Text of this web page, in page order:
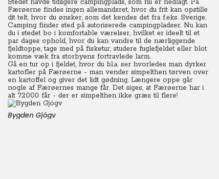
Stedet havde tidligere campingplads, som nu er nedlagt. På
Færøerne findes ingen allemandsret, hvor du frit kan opstille
dit telt, hvor du ønsker, som det kendes det fra f.eks. Sverige.
Camping finder sted på autoriserede campingpladser. Nu kan
du i stedet bo i komfortable værelser, hvilket er ideelt til et
par dages ophold, hvor du kan vandre til de nærliggende
fjeldtoppe, tage med på fisketur, studere fuglefjeldet eller blot
komme væk fra storbyens fortravlede larm.
Gå en tur op i fjeldet, hvor du bl.a. ser hvorledes man dyrker
kartofler på Færøerne - man vender simpelthen tørven over
en kartoffel og giver det lidt gødning. Længere oppe går
nogle af Færøernes mange får. Det siges, at Færøerne har i
alt 72.000 får - der er simpelthen ikke græs til flere!
Bygden Gjógv